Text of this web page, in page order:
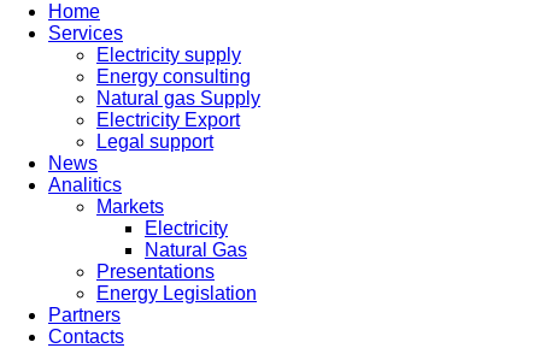
Home
Services
Electricity supply
Energy consulting
Natural gas Supply
Electricity Export
Legal support
News
Analitics
Markets
Electricity
Natural Gas
Presentations
Energy Legislation
Partners
Contacts